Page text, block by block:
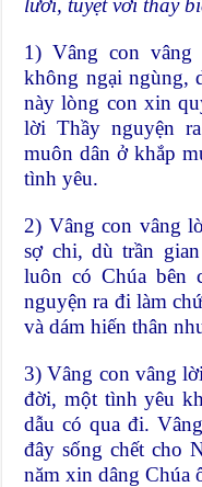
1) Vâng con
không ngại ngùng,
này lòng con xin
lời Thầy nguyện
muôn dân ở khắp
tình yêu.
2) Vâng con vâng
sợ chi, dù trần
luôn có Chúa bên
nguyện ra đi làm
và dám hiến thân
3) Vâng con vâng
đời, một tình yêu
dẫu có qua đi.
đây sống chết cho
năm xin dâng Chúa